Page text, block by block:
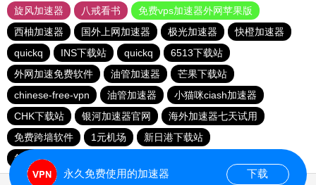
旋风加速器
八戒看书
免费vps加速器外网苹果版
西柚加速器
国外上网加速器 极光加速器
快橙加速器
quickq
INS下载站 quickq
6513下载站
外网加速免费软件
油管加速器
芒果下载站
chinese-free-vpn
油管加速器
小猫咪ciash加速器
CHK下载站
银河加速器官网
海外加速器七天试用
免费跨墙软件
1元机场
新日港下载站
每天试用一小时加速器
永久免费使用的加速器 下载